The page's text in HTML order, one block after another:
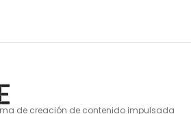
de creación de contenido impulsada